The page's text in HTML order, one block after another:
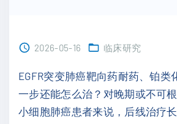
2026-05-16 临床研究
EGFR突变肺癌靶向药耐药、铂类
一步还能怎么治？对晚期或不可
小细胞肺癌患者来说，后线治疗